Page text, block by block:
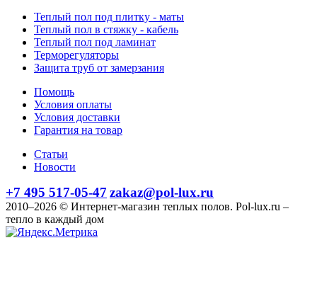
Теплый пол под плитку - маты
Теплый пол в стяжку - кабель
Теплый пол под ламинат
Терморегуляторы
Защита труб от замерзания
Помощь
Условия оплаты
Условия доставки
Гарантия на товар
Статьи
Новости
+7 495 517-05-47 zakaz@pol-lux.ru
2010–2026 © Интернет-магазин теплых полов. Pol-lux.ru –
тепло в каждый дом